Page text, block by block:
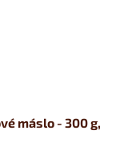
máslo - 300 g,